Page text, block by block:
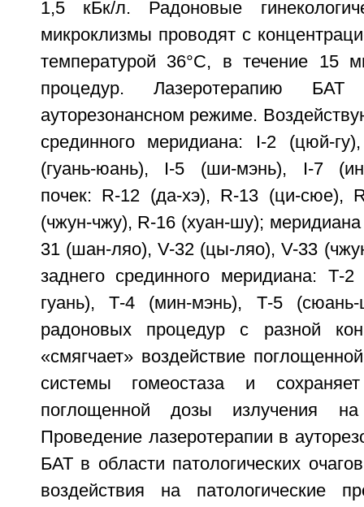
1,5 кБк/л. Радоновые
микроклизмы проводят с
температурой 36°С, в течение 15
процедур. Лазеротерапию
ауторезонансном режиме.
срединного меридиана: I-2 (цюй-
(гуань-юань), I-5 (ши-мэнь), I-7
почек: R-12 (да-хэ), R-13 (ци-сюе),
(чжун-чжу), R-16 (хуан-шу);
31 (шан-ляо), V-32 (цы-ляо), V-33
заднего срединного меридиана: Т-
гуань), Т-4 (мин-мэнь), Т-5 (сюань-
радоновых процедур с разной
«смягчает» воздействие
системы гомеостаза и
поглощенной дозы излучения
Проведение лазеротерапии в
БАТ в области патологических
воздействия на патологические